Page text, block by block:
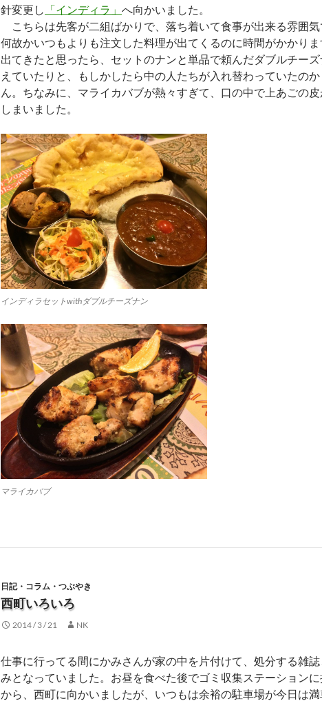
針変更し 「インディラ」 へ向かいました。
こちらは先客が二組ばかりで、落ち着いて食事が出来る雰囲気
何故かいつもよりも注文した料理が出てくるのに時間がかかりま
出てきたと思ったら、セットのナンと単品で頼んだダブルチー
えていたりと、もしかしたら中の人たちが入れ替わっていたの
ん。ちなみに、マライカバブが熱々すぎて、口の中で上あごの
しまいました。
インディラセットwithダブルチーズナン
マライカバブ
日記・コラム・つぶやき
西町いろいろ
2014 / 3 / 21 NK
仕事に行ってる間にかみさんが家の中を片付けて、処分する雑
みとなっていました。お昼を食べた後でゴミ収集ステーション
から、西町に向かいましたが、いつもは余裕の駐車場が今日は